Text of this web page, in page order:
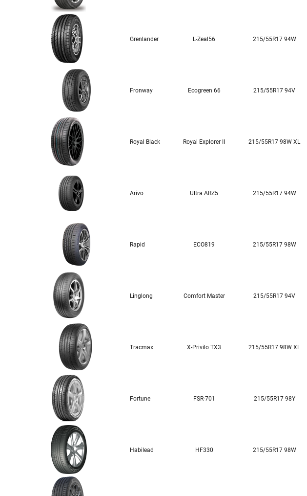
Grenlander L-Zeal56 215/55R17 94W
Fronway Ecogreen 66 215/55R17 94V
Royal Black Royal Explorer II 215/55R17 98W XL
Arivo Ultra ARZ5 215/55R17 94W
Rapid ECO819 215/55R17 98W
Linglong Comfort Master 215/55R17 94V
Tracmax X-Privilo TX3 215/55R17 98W XL
Fortune FSR-701 215/55R17 98Y
Habilead HF330 215/55R17 98W